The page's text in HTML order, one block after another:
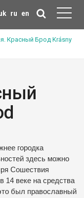
ru en
Красный Брод Krásny
городка
здесь можно
Сошествия
14 веке на средства
был православный